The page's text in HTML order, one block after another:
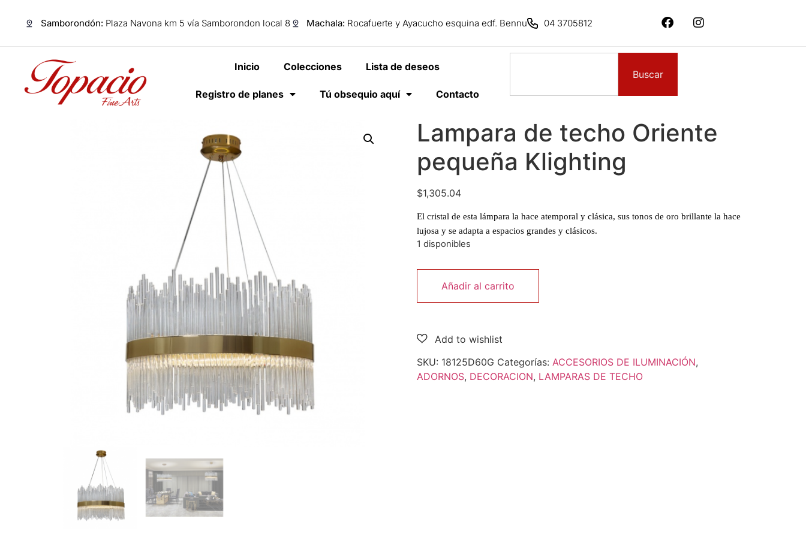
Samborondón: Plaza Navona km 5 vía Samborondon local 8 Machala: Rocafuerte y Ayacucho esquina edf. Bennu 04 3705812
Inicio Colecciones Lista de deseos
Registro de planes Tú obsequio aquí Contacto
Buscar
Lampara de techo Oriente
pequeña Klighting
$1,305.04
El cristal de esta lámpara la hace atemporal y clásica, sus tonos de oro brillante la hace
lujosa y se adapta a espacios grandes y clásicos.
1 disponibles
Añadir al carrito
SKU: 18125D60G Categorías: ACCESORIOS DE ILUMINACIÓN,
ADORNOS, DECORACION, LAMPARAS DE TECHO